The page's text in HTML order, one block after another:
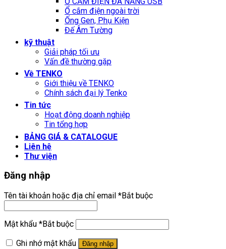
Ổ cắm điện ngoài trời
Ống Gen, Phụ Kiện
Đế Âm Tường
kỹ thuật
Giải pháp tối ưu
Vấn đề thường gặp
Về TENKO
Giới thiệu về TENKO
Chính sách đại lý Tenko
Tin tức
Hoạt động doanh nghiệp
Tin tổng hợp
BẢNG GIÁ & CATALOGUE
Liên hệ
Thư viện
Đăng nhập
Tên tài khoản hoặc địa chỉ email *Bắt buộc
Mật khẩu *Bắt buộc
Ghi nhớ mật khẩu
Đăng nhập